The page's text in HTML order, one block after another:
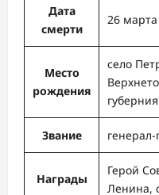
Дата
смерти
26 марта
Место
рождения
село
Звание
Награды
Герой
Ленина,